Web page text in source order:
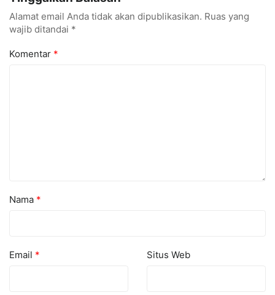
Alamat email Anda tidak akan dipublikasikan. Ruas yang
wajib ditandai *
Komentar *
Nama *
Email * Situs Web